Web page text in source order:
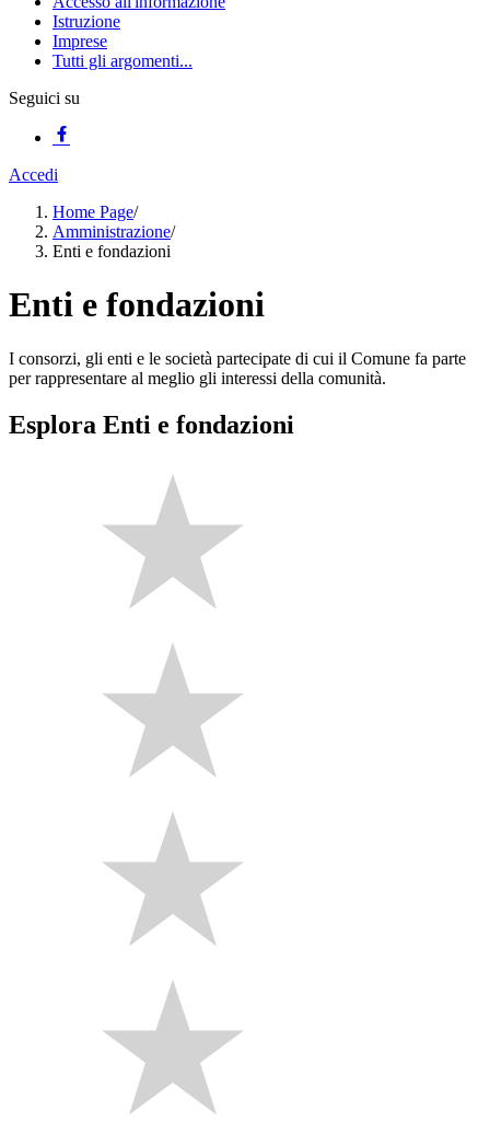
Istruzione
Imprese
Tutti gli argomenti...
Seguici su
Accedi
Home Page/
Amministrazione/
Enti e fondazioni
Enti e fondazioni
I consorzi, gli enti e le società partecipate di cui il Comune fa parte
per rappresentare al meglio gli interessi della comunità.
Esplora Enti e fondazioni